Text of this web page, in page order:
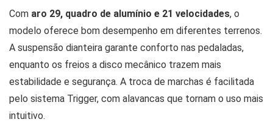
Com aro 29, quadro de alumínio e 21 velocidades, o
modelo oferece bom desempenho em diferentes terrenos.
A suspensão dianteira garante conforto nas pedaladas,
enquanto os freios a disco mecânico trazem mais
estabilidade e segurança. A troca de marchas é facilitada
pelo sistema Trigger, com alavancas que tornam o uso mais
intuitivo.